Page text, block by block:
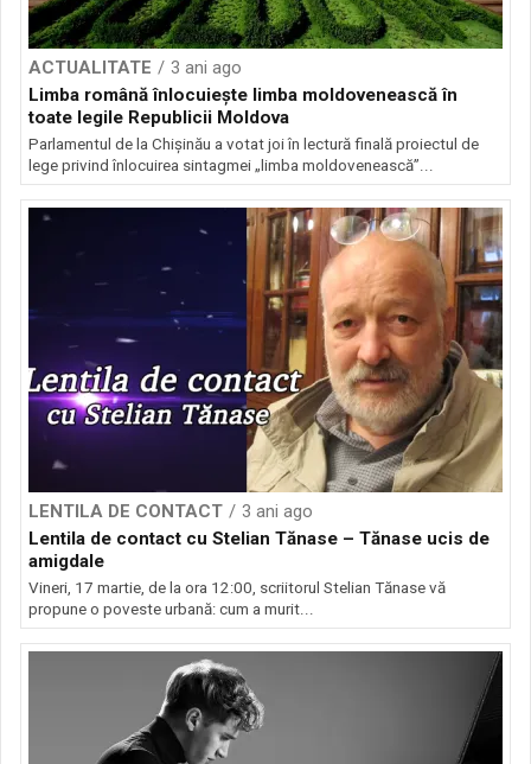
ACTUALITATE
3 ani ago
Limba română înlocuiește limba moldovenească în
toate legile Republicii Moldova
Parlamentul de la Chișinău a votat joi în lectură finală proiectul de
lege privind înlocuirea sintagmei „limba moldovenească”...
LENTILA DE CONTACT
3 ani ago
Lentila de contact cu Stelian Tănase – Tănase ucis de
amigdale
Vineri, 17 martie, de la ora 12:00, scriitorul Stelian Tănase vă
propune o poveste urbană: cum a murit...